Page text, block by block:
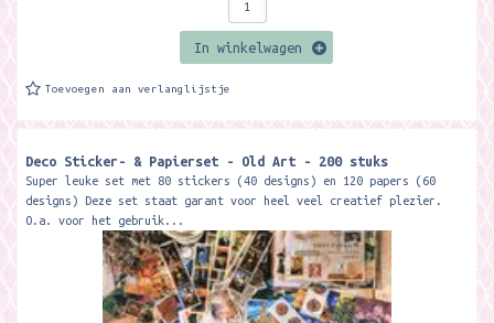
In winkelwagen
Toevoegen aan verlanglijstje
Deco Sticker- & Papierset - Old Art - 200 stuks
Super leuke set met 80 stickers (40 designs) en 120 papers (60
designs) Deze set staat garant voor heel veel creatief plezier.
O.a. voor het gebruik...